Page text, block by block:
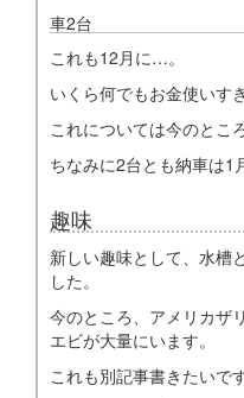
車2台
これも12月に…。
いくら何でもお金使いす
これについては今のとこ
ちなみに2台とも納車は1
趣味
新しい趣味として、水槽
した。
今のところ、アメリカザ
エビが大量にいます。
これも別記事書きたいで